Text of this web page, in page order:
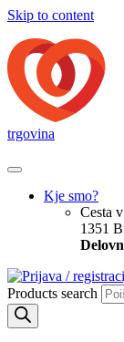
Skip to content
trgovina
Kje smo?
Cesta
1351
Products search